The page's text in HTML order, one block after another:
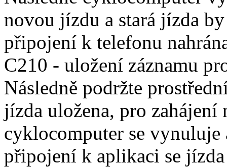
novou jízdu a stará jízda
připojení k telefonu
C210 - uložení záznamu
Následně podržte
jízda uložena, pro
cyklocomputer se vynuluje
připojení k aplikaci se